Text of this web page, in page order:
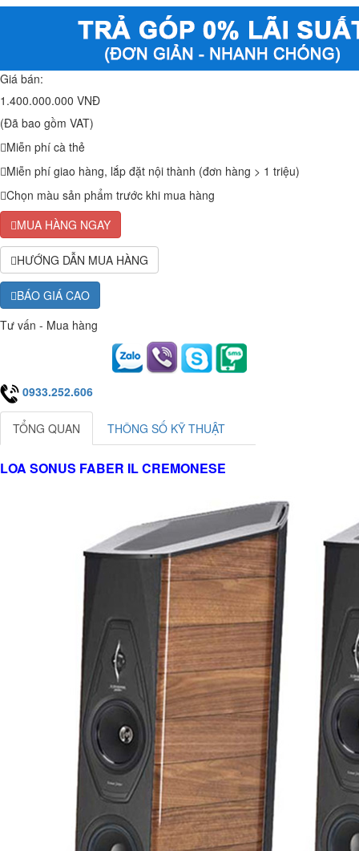
Giá bán:
1.400.000.000 VNĐ
(Đã bao gồm VAT)
Miễn phí cà thẻ
Miễn phí giao hàng, lắp đặt nội thành (đơn hàng > 1 triệu)
Chọn màu sản phẩm trước khi mua hàng
MUA HÀNG NGAY
HƯỚNG DẪN MUA HÀNG
BÁO GIÁ CAO
Tư vấn - Mua hàng
0933.252.606
TỔNG QUAN THÔNG SỐ KỸ THUẬT
LOA SONUS FABER IL CREMONESE